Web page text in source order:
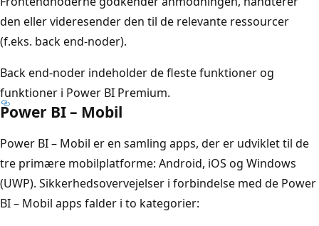
den eller videresender den til de relevante ressourcer
(f.eks. back end-noder).
Back end-noder indeholder de fleste funktioner og
funktioner i Power BI Premium.
Power BI – Mobil
Power BI – Mobil er en samling apps, der er udviklet til de
tre primære mobilplatforme: Android, iOS og Windows
(UWP). Sikkerhedsovervejelser i forbindelse med de Power
BI – Mobil apps falder i to kategorier: